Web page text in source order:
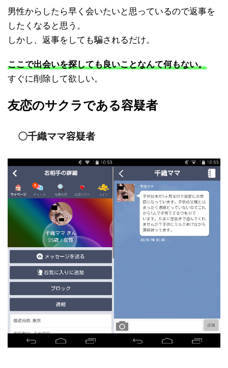
男性からしたら早く会いたいと思っているので返事を
したくなると思う。
しかし、返事をしても騙されるだけ。
ここで出会いを探しても良いことなんて何もない。
すぐに削除して欲しい。
友恋のサクラである容疑者
〇千織ママ容疑者